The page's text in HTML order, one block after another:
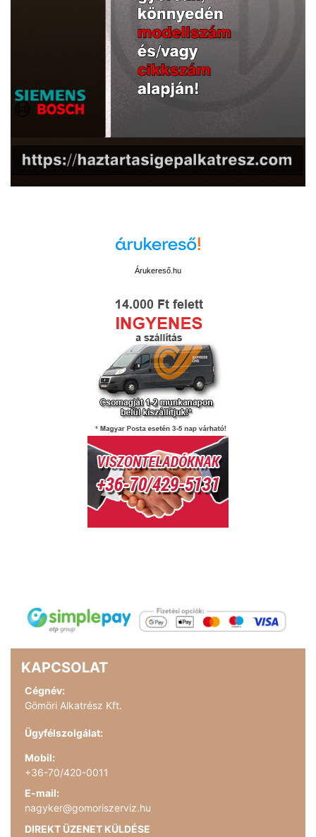
Árukereső.hu
KAPCSOLAT
Cégnév:
Gömöri Alkatrész Kft.
Ügyfélszolgálat:
Mobil:
+36-70/420-0011
E-mail:
nagyker@gomoriszerviz.hu
DIREKT ÜZENET KÜLDÉSE